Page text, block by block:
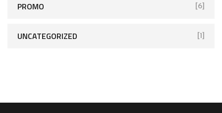
PROMO [6]
UNCATEGORIZED [1]